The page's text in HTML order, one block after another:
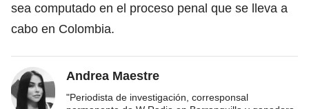
sea computado en el proceso penal que se lleva a
cabo en Colombia.
Andrea Maestre
"Periodista de investigación, corresponsal